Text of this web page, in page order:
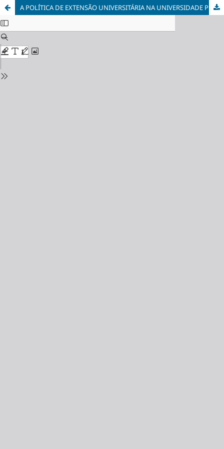
A POLÍTICA DE EXTENSÃO UNIVERSITÁRIA NA UNIVERSIDADE PÚBLICA BRASILEIRA: AVANÇOS E DESAFIOS PARA A EDUCAÇÃO